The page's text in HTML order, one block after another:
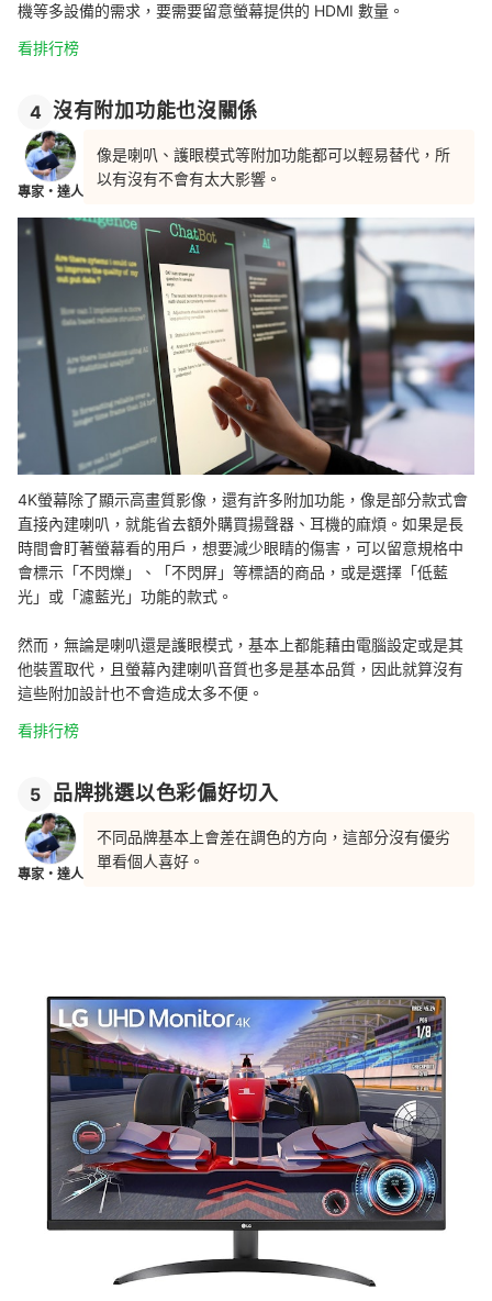
機等多設備的需求，要需要留意螢幕提供的 HDMI 數量。
看排行榜
4 沒有附加功能也沒關係
專家・達人
像是喇叭、護眼模式等附加功能都可以輕易替代，所
以有沒有不會有太大影響。
4K螢幕除了顯示高畫質影像，還有許多附加功能，像是部分款式會
直接內建喇叭，就能省去額外購買揚聲器、耳機的麻煩。如果是長
時間會盯著螢幕看的用戶，想要減少眼睛的傷害，可以留意規格中
會標示「不閃爍」、「不閃屏」等標語的商品，或是選擇「低藍
光」或「濾藍光」功能的款式。
然而，無論是喇叭還是護眼模式，基本上都能藉由電腦設定或是其
他裝置取代，且螢幕內建喇叭音質也多是基本品質，因此就算沒有
這些附加設計也不會造成太多不便。
看排行榜
5 品牌挑選以色彩偏好切入
專家・達人
不同品牌基本上會差在調色的方向，這部分沒有優劣
單看個人喜好。